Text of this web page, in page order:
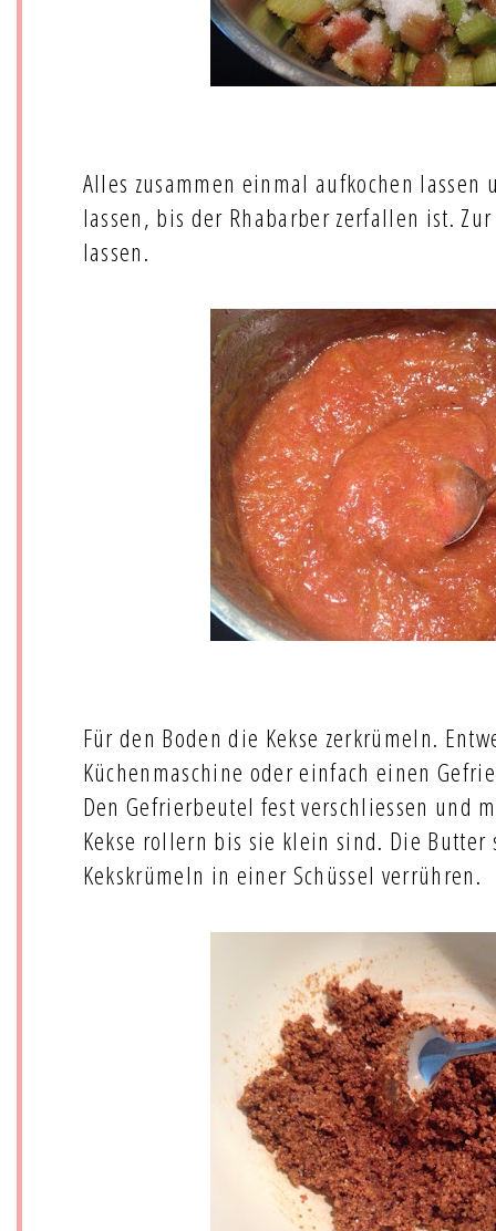
Alles zusammen einmal aufkochen
lassen, bis der Rhabarber zerfallen ist.
lassen.
Für den Boden die Kekse zerkrümeln.
Küchenmaschine oder einfach einen
Den Gefrierbeutel fest verschliessen und
Kekse rollern bis sie klein sind. Die
Kekskrümeln in einer Schüssel verrühren.